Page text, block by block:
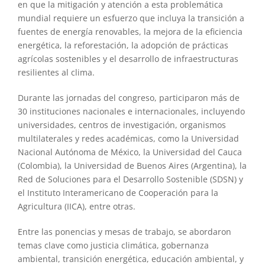
en que la mitigación y atención a esta problemática
mundial requiere un esfuerzo que incluya la transición a
fuentes de energía renovables, la mejora de la eficiencia
energética, la reforestación, la adopción de prácticas
agrícolas sostenibles y el desarrollo de infraestructuras
resilientes al clima.
Durante las jornadas del congreso, participaron más de
30 instituciones nacionales e internacionales, incluyendo
universidades, centros de investigación, organismos
multilaterales y redes académicas, como la Universidad
Nacional Autónoma de México, la Universidad del Cauca
(Colombia), la Universidad de Buenos Aires (Argentina), la
Red de Soluciones para el Desarrollo Sostenible (SDSN) y
el Instituto Interamericano de Cooperación para la
Agricultura (IICA), entre otras.
Entre las ponencias y mesas de trabajo, se abordaron
temas clave como justicia climática, gobernanza
ambiental, transición energética, educación ambiental, y